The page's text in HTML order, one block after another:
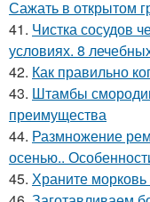
Сажать в открытом
41. Чистка сосудов
условиях. 8
42. Как правильно
43. Штамбы
преимущества
44. Размножение
осенью..
45. Храните